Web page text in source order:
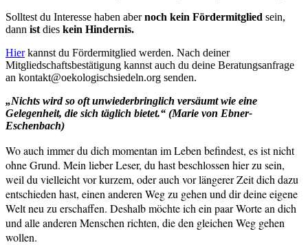
Solltest du Interesse haben abernoch kein Fördermitglied sein,
dann ist dies kein Hindernis.
Hierkannst du Fördermitglied werden. Nach deiner
Mitgliedschaftsbestätigung kannst auch du deine Beratungsanfrage
an kontakt@oekologischsiedeln.org senden.
„Nichts wird so oft unwiederbringlich versäumt wie eine
Gelegenheit, die sich täglich bietet.“ (Marie von Ebner-
Eschenbach)
Wo auch immer du dich momentan im Leben befindest, es ist nicht
ohne Grund. Mein lieber Leser, du hast beschlossen hier zu sein,
weil du vielleicht vor kurzem, oder auch vor längerer Zeit dich dazu
entschieden hast, einen anderen Weg zu gehen und dir deine eigene
Welt neu zu erschaffen. Deshalb möchte ich ein paar Worte an dich
und alle anderen Menschen richten, die den gleichen Weg gehen
wollen.